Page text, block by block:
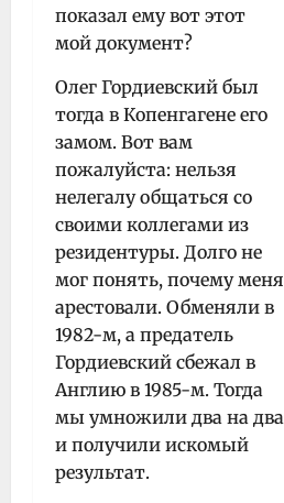
показал ему вот этот
мой документ?
Олег Гордиевский был
тогда в Копенгагене его
замом. Вот вам
пожалуйста: нельзя
нелегалу общаться со
своими коллегами из
резидентуры. Долго не
мог понять, почему меня
арестовали. Обменяли в
1982-м, а предатель
Гордиевский сбежал в
Англию в 1985-м. Тогда
мы умножили два на два
и получили искомый
результат.